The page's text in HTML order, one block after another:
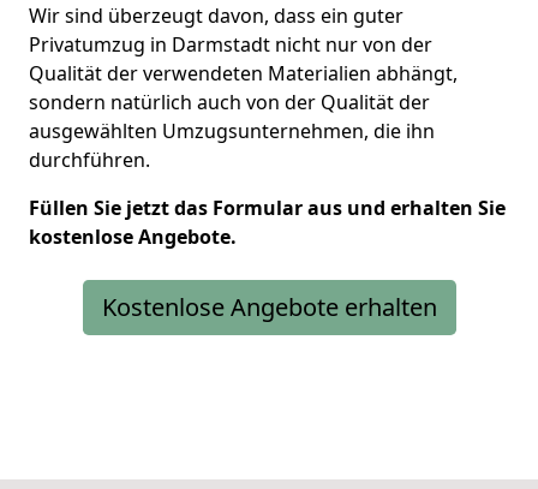
Wir sind überzeugt davon, dass ein guter
Privatumzug in Darmstadt nicht nur von der
Qualität der verwendeten Materialien abhängt,
sondern natürlich auch von der Qualität der
ausgewählten Umzugsunternehmen, die ihn
durchführen.
Füllen Sie jetzt das Formular aus und erhalten Sie
kostenlose Angebote.
Kostenlose Angebote erhalten